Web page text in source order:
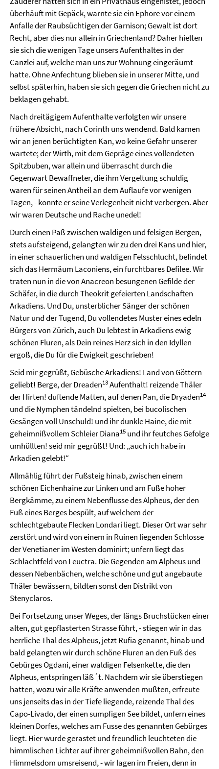
überhäuft mit Gepäck, warnte sie ein Ephore vor einem
Anfalle der Raubsüchtigen der Garnison; Gewalt ist dort
Recht, aber dies nur allein in Griechenland? Daher hielten
sie sich die wenigen Tage unsers Aufenthaltes in der
Canzlei auf, welche man uns zur Wohnung eingeräumt
hatte. Ohne Anfechtung blieben sie in unserer Mitte, und
selbst späterhin, haben sie sich gegen die Griechen nicht zu
beklagen gehabt.
Nach dreitägigem Aufenthalte verfolgten wir unsere
frühere Absicht, nach Corinth uns wendend. Bald kamen
wir an jenen berüchtigten Kan, wo keine Gefahr unserer
wartete; der Wirth, mit dem Gepräge eines vollendeten
Spitzbuben, war allein und überrascht durch die
Gegenwart Bewaffneter, die ihm Vergeltung schuldig
waren für seinen Antheil an dem Auflaufe vor wenigen
Tagen, - konnte er seine Verlegenheit nicht verbergen. Aber
wir waren Deutsche und Rache unedel!
Durch einen Paß zwischen waldigen und felsigen Bergen,
stets aufsteigend, gelangten wir zu den drei Kans und hier,
in einer schauerlichen und waldigen Felsschlucht, befindet
sich das Hermäum Laconiens, ein furchtbares Defilee. Wir
traten nun in die von Anacreon besungenen Gefilde der
Schäfer, in die durch Theokrit gefeierten Landschaften
Arkadiens. Und Du, unsterblicher Sänger der schönen
Natur und der Tugend, Du vollendetes Muster eines edeln
Bürgers von Zürich, auch Du lebtest in Arkadiens ewig
schönen Fluren, als Dein reines Herz sich in den Idyllen
ergoß, die Du für die Ewigkeit geschrieben!
Seid mir gegrüßt, Gebüsche Arkadiens! Land von Göttern
geliebt! Berge, der Dreaden13Aufenthalt! reizende Thäler
der Hirten! duftende Matten, auf denen Pan, die Dryaden14
und die Nymphen tändelnd spielten, bei bucolischen
Gesängen voll Unschuld! und ihr dunkle Haine, die mit
geheimnißvollem Schleier Diana15 und ihr feutches Gefolge
umhüllten! seid mir gegrüßt! Und: „auch ich habe in
Arkadien gelebt!“
Allmählig führt der Fußsteig hinab, zwischen einem
schönen Eichenhaine zur Linken und am Fuße hoher
Bergkämme, zu einem Nebenflusse des Alpheus, der den
Fuß eines Berges bespült, auf welchem der
schlechtgebaute Flecken Londari liegt. Dieser Ort war sehr
zerstört und wird von einem in Ruinen liegenden Schlosse
der Venetianer im Westen dominirt; unfern liegt das
Schlachtfeld von Leuctra. Die Gegenden am Alpheus und
dessen Nebenbächen, welche schöne und gut angebaute
Thäler bewässern, bildten sonst den Distrikt von
Stenyclaros.
Bei Fortsetzung unser Weges, der längs Bruchstücken einer
alten, gut gepflasterten Strasse führt, - stiegen wir in das
herrliche Thal des Alpheus, jetzt Rufia genannt, hinab und
bald gelangten wir durch schöne Fluren an den Fuß des
Gebürges Ogdani, einer waldigen Felsenkette, die den
Alpheus, entspringen läß´t. Nachdem wir sie überstiegen
hatten, wozu wir alle Kräfte anwenden mußten, erfreute
uns jenseits das in der Tiefe liegende, reizende Thal des
Capo-Livado, der einen sumpfigen See bildet, unfern eines
kleinen Dorfes, welches am Fusse des genannten Gebürges
liegt. Hier wurde gerastet und freundlich leuchteten die
himmlischen Lichter auf ihrer geheimnißvollen Bahn, den
Himmelsdom umsreisend, - wir lagen im Freien, denn in